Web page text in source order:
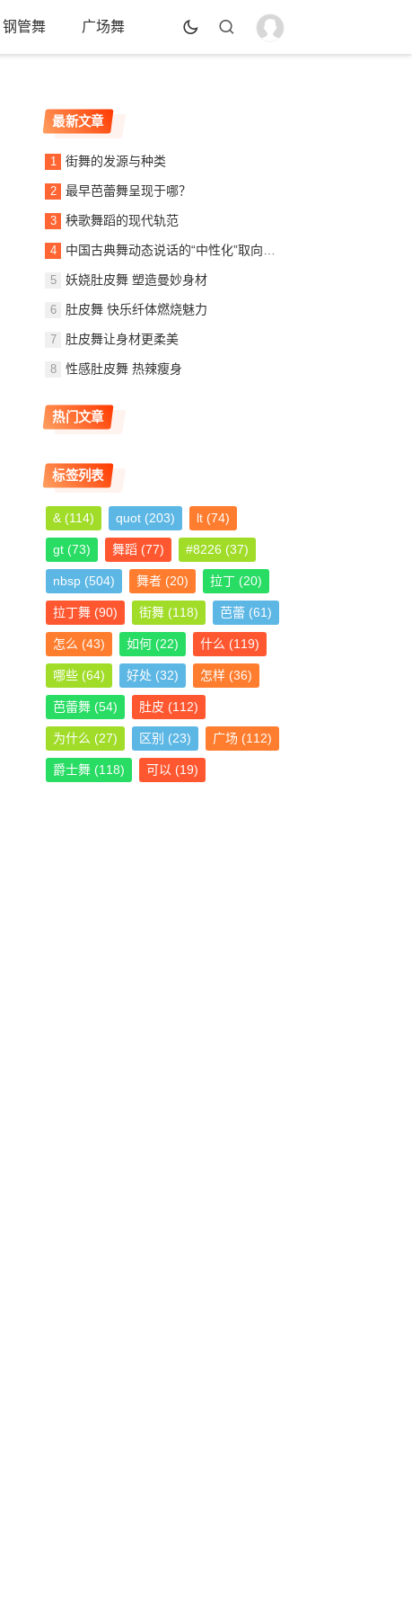
钢管舞 广场舞
最新文章
街舞的发源与种类
最早芭蕾舞呈现于哪？
秧歌舞蹈的现代轨范
中国古典舞动态说话的“中性化”取向的意义
妖娆肚皮舞 塑造曼妙身材
肚皮舞 快乐纤体燃烧魅力
肚皮舞让身材更柔美
性感肚皮舞 热辣瘦身
热门文章
标签列表
& (114) quot (203) lt (74)
gt (73) 舞蹈 (77) #8226 (37)
nbsp (504) 舞者 (20) 拉丁 (20)
拉丁舞 (90) 街舞 (118) 芭蕾 (61)
怎么 (43) 如何 (22) 什么 (119)
哪些 (64) 好处 (32) 怎样 (36)
芭蕾舞 (54) 肚皮 (112)
为什么 (27) 区别 (23) 广场 (112)
爵士舞 (118) 可以 (19)